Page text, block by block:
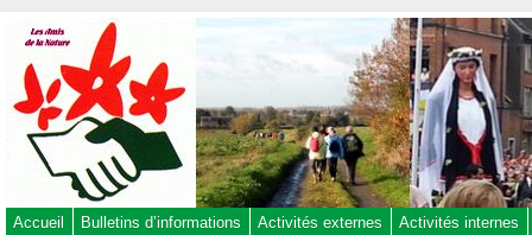
au
contenu
-
Aller
au
menu
-
Accueil Bulletins d’informations Activités externes Activités internes